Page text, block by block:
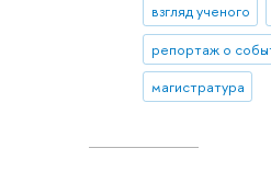
взгляд ученого
репортаж о
магистратура